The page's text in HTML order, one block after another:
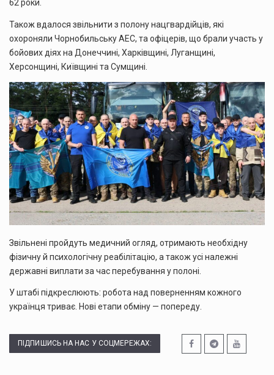
62 роки.
Також вдалося звільнити з полону нацгвардійців, які
охороняли Чорнобильську АЕС, та офіцерів, що брали участь у
бойових діях на Донеччині, Харківщині, Луганщині,
Херсонщині, Київщині та Сумщині.
Звільнені пройдуть медичний огляд, отримають необхідну
фізичну й психологічну реабілітацію, а також усі належні
державні виплати за час перебування у полоні.
У штабі підкреслюють: робота над поверненням кожного
українця триває. Нові етапи обміну — попереду.
ПІДПИШИСЬ НА НАС У СОЦМЕРЕЖАХ: